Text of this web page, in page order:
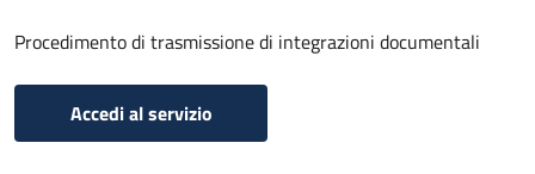
Procedimento di trasmissione di integrazioni documentali
Accedi al servizio